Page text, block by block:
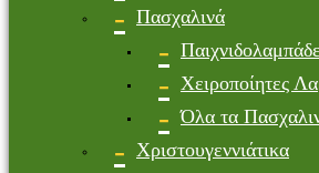
Πασχαλινά
Χειροποίητες
Όλα τα
Χριστουγεννιάτικα